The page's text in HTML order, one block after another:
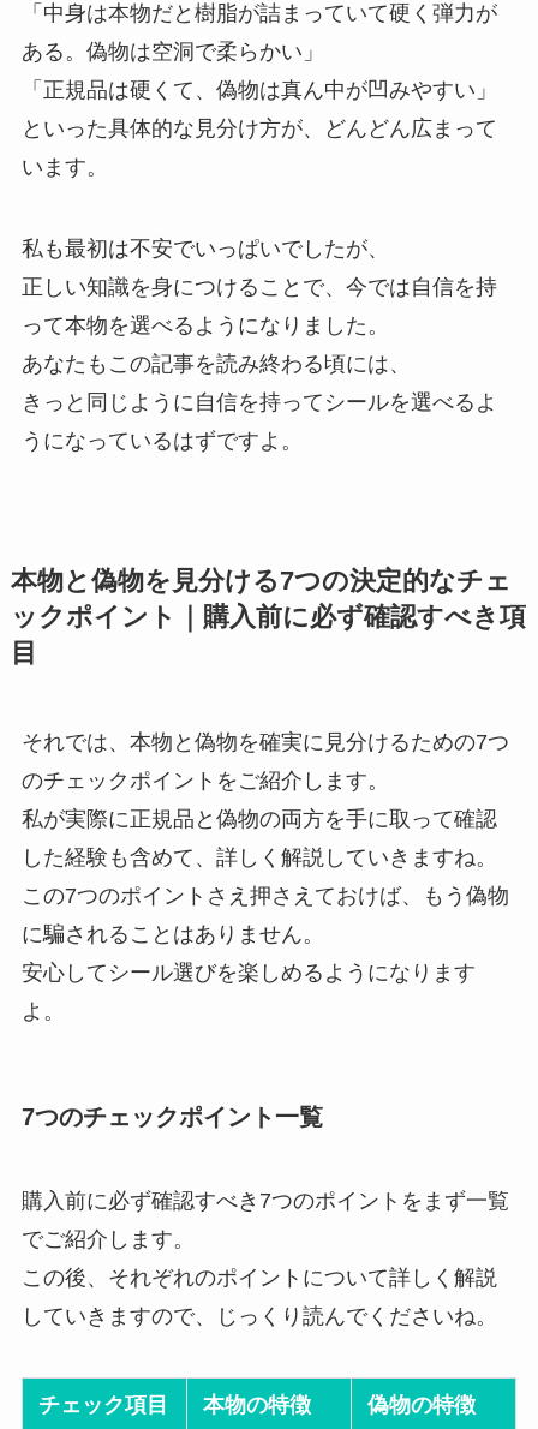
「中身は本物だと樹脂が詰まっていて硬く弾力が
ある。偽物は空洞で柔らかい」
「正規品は硬くて、偽物は真ん中が凹みやすい」
といった具体的な見分け方が、どんどん広まって
います。
私も最初は不安でいっぱいでしたが、
正しい知識を身につけることで、今では自信を持
って本物を選べるようになりました。
あなたもこの記事を読み終わる頃には、
きっと同じように自信を持ってシールを選べるよ
うになっているはずですよ。
本物と偽物を見分ける7つの決定的なチェ
ックポイント｜購入前に必ず確認すべき項
目
それでは、本物と偽物を確実に見分けるための7つ
のチェックポイントをご紹介します。
私が実際に正規品と偽物の両方を手に取って確認
した経験も含めて、詳しく解説していきますね。
この7つのポイントさえ押さえておけば、もう偽物
に騙されることはありません。
安心してシール選びを楽しめるようになります
よ。
7つのチェックポイント一覧
購入前に必ず確認すべき7つのポイントをまず一覧
でご紹介します。
この後、それぞれのポイントについて詳しく解説
していきますので、じっくり読んでくださいね。
チェック項目 本物の特徴 偽物の特徴